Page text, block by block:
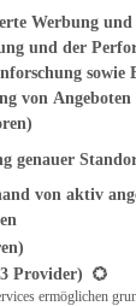
Werbung
und der
sowie
von Angeboten
genauer
von aktiv
Service-Gruppen,
Provider)
ermöglichen